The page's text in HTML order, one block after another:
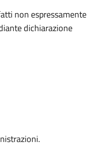
non espressamente
dichiarazione